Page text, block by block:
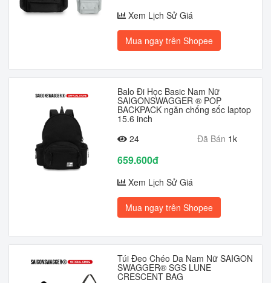
Xem Lịch Sử Giá
Mua ngay trên Shopee
Balo Đi Học Basic Nam Nữ
SAIGONSWAGGER ® POP
BACKPACK ngăn chống sốc laptop
15.6 inch
24
Đã Bán 1k
659.600đ
Xem Lịch Sử Giá
Mua ngay trên Shopee
Túi Đeo Chéo Da Nam Nữ SAIGON
SWAGGER® SGS LUNE
CRESCENT BAG